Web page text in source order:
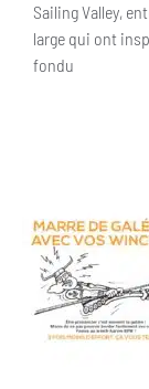
Sailing Valley,
large qui ont
fondu